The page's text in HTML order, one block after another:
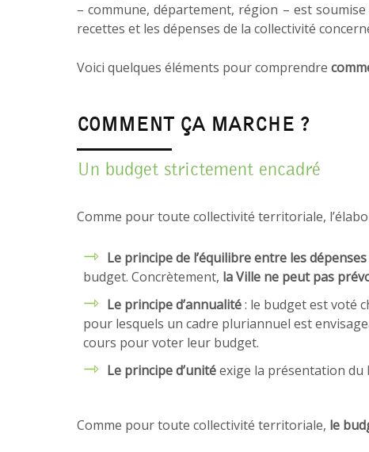
– commune, département, région – est
recettes et les dépenses de la collectivité
Voici quelques éléments pour comprendre
COMMENT ÇA MARCHE ?
Un budget strictement encadré
Comme pour toute collectivité territoriale,
Le principe de l’équilibre entre les
budget. Concrètement, la Ville ne peut pas
Le principe d’annualité: le budget est voté
pour lesquels un cadre pluriannuel est
cours pour voter leur budget.
Le principe d’unitéexige la présentation du
Comme pour toute collectivité territoriale, le